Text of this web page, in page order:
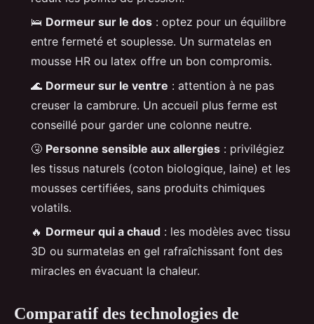
🛌 Dormeur sur le dos : optez pour un équilibre
entre fermeté et souplesse. Un surmatelas en
mousse HR ou latex offre un bon compromis.
🌊 Dormeur sur le ventre : attention à ne pas
creuser la cambrure. Un accueil plus ferme est
conseillé pour garder une colonne neutre.
🤧 Personne sensible aux allergies : privilégiez
les tissus naturels (coton biologique, laine) et les
mousses certifiées, sans produits chimiques
volatils.
🔥 Dormeur qui a chaud : les modèles avec tissu
3D ou surmatelas en gel rafraîchissant font des
miracles en évacuant la chaleur.
Comparatif des technologies de